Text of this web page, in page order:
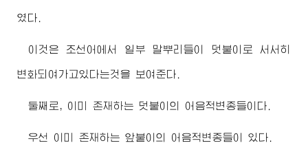
였다.
이것은 조선어에서 일부 말뿌리들이 덧붙이로 서서히
변화되여가고있다는것을 보여준다.
둘째로, 이미 존재하는 덧붙이의 어음적변종들이다.
우선 이미 존재하는 앞붙이의 어음적변종들이 있다.